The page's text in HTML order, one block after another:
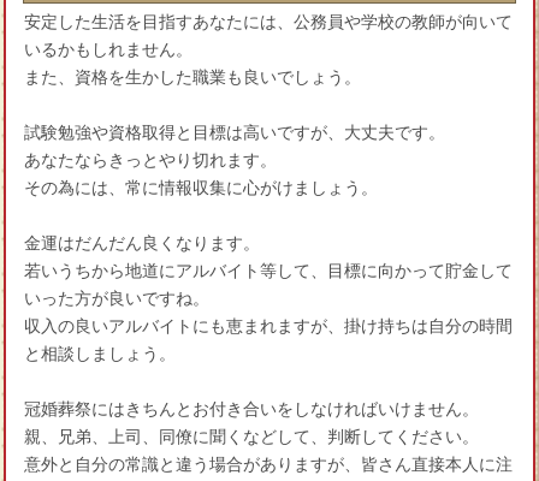
安定した生活を目指すあなたには、公務員や学校の教師が向いて
いるかもしれません。
また、資格を生かした職業も良いでしょう。
試験勉強や資格取得と目標は高いですが、大丈夫です。
あなたならきっとやり切れます。
その為には、常に情報収集に心がけましょう。
金運はだんだん良くなります。
若いうちから地道にアルバイト等して、目標に向かって貯金して
いった方が良いですね。
収入の良いアルバイトにも恵まれますが、掛け持ちは自分の時間
と相談しましょう。
冠婚葬祭にはきちんとお付き合いをしなければいけません。
親、兄弟、上司、同僚に聞くなどして、判断してください。
意外と自分の常識と違う場合がありますが、皆さん直接本人に注